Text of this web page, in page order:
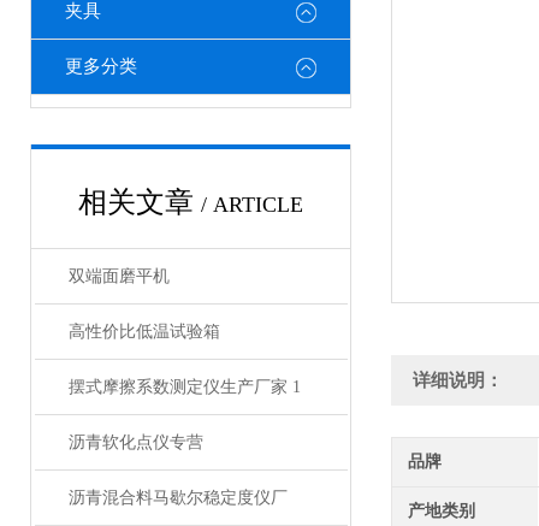
夹具
更多分类
相关文章 / ARTICLE
双端面磨平机
高性价比低温试验箱
摆式摩擦系数测定仪生产厂家 1
沥青软化点仪专营
沥青混合料马歇尔稳定度仪厂
详细说明：
品牌
产地类别